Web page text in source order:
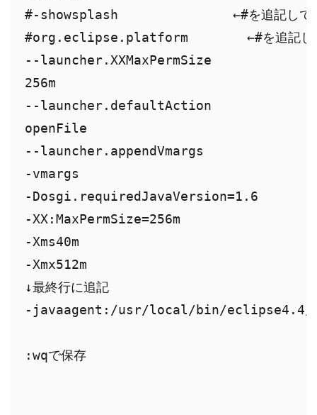
#-showsplash　　　　　　　　　←#を追記して
#org.eclipse.platform　　　　 ←#を追記し
--launcher.XXMaxPermSize
256m
--launcher.defaultAction
openFile
--launcher.appendVmargs
-vmargs
-Dosgi.requiredJavaVersion=1.6
-XX:MaxPermSize=256m
-Xms40m
-Xmx512m
↓最終行に追記
-javaagent:/usr/local/bin/eclipse4.4/
:wqで保存